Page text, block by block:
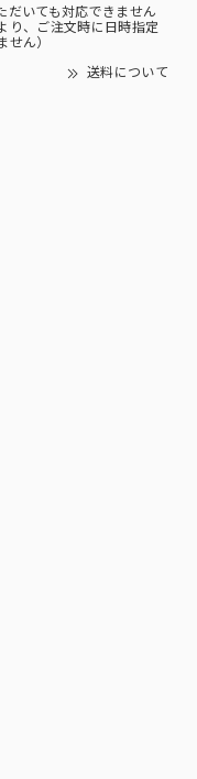
だいても対応できません
り、ご注文時に日時指定
せん）
送料について